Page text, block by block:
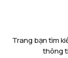
Trang bạn tìm
thông